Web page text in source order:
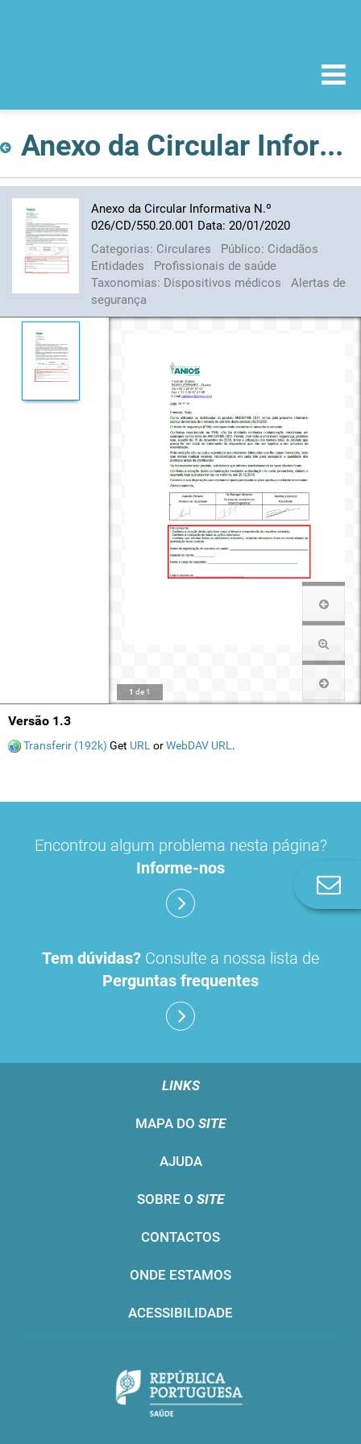
Anexo da Circular Informativa N.º 026/CD/550.20.001 Data: 20/01/2020
Anexo da Circular Informativa N.º
026/CD/550.20.001 Data: 20/01/2020
Categorias: Circulares Público: Cidadãos
Entidades
Profissionais de saúde
Taxonomias: Dispositivos médicos
Alertas de
segurança
1 de 1
Versão 1.3
Transferir (192k) Get URL orWebDAV URL .
Encontrou algum problema nesta página?
Informe-nos
Tem dúvidas? Consulte a nossa lista de
Perguntas frequentes
LINKS
MAPA DO SITE
AJUDA
SOBRE O SITE
CONTACTOS
ONDE ESTAMOS
ACESSIBILIDADE